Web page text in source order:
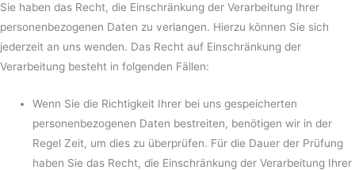
Sie haben das Recht, die Einschränkung der Verarbeitung Ihrer
personenbezogenen Daten zu verlangen. Hierzu können Sie sich
jederzeit an uns wenden. Das Recht auf Einschränkung der
Verarbeitung besteht in folgenden Fällen:
Wenn Sie die Richtigkeit Ihrer bei uns gespeicherten
personenbezogenen Daten bestreiten, benötigen wir in der
Regel Zeit, um dies zu überprüfen. Für die Dauer der Prüfung
haben Sie das Recht, die Einschränkung der Verarbeitung Ihrer